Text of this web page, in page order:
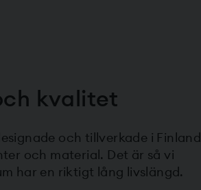
kvalitet
och tillverkade i Finland
och material. Det är så vi
har en riktigt lång livslängd.